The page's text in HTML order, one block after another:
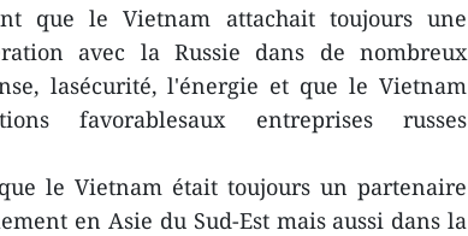
que le Vietnam attachait toujours une
avec la Russie dans de nombreux
lasécurité, l'énergie et que le Vietnam
favorablesaux entreprises russes
le Vietnam était toujours un partenaire
en Asie du Sud-Est mais aussi dans la